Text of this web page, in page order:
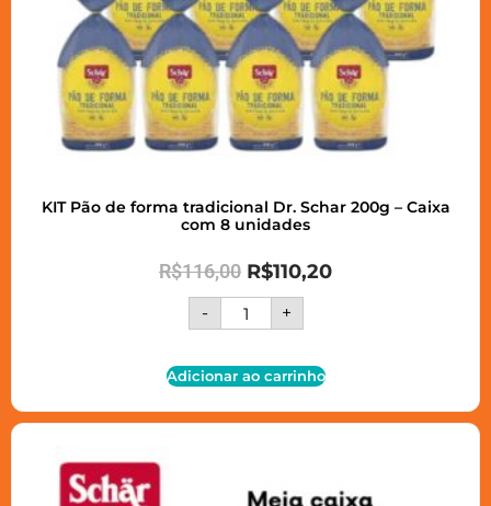
KIT Pão de forma tradicional Dr. Schar 200g – Caixa
com 8 unidades
R$116,00 R$110,20
- +
Adicionar ao carrinho